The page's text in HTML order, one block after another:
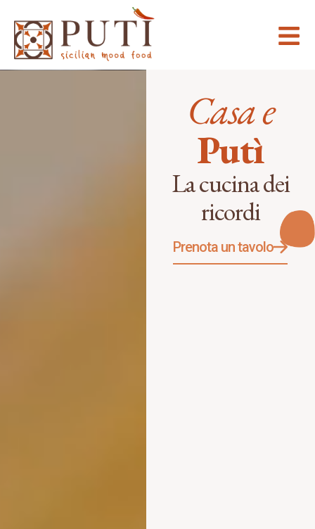
Casa e
Putì
La cucina dei
ricordi
Prenota un tavolo